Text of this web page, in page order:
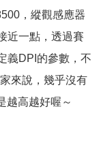
，縱觀感應器
近一點，透過賽
義DPI的參數，不
來說，幾乎沒有
越高越好喔～